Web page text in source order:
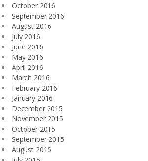
October 2016
September 2016
August 2016
July 2016
June 2016
May 2016
April 2016
March 2016
February 2016
January 2016
December 2015
November 2015
October 2015
September 2015
August 2015